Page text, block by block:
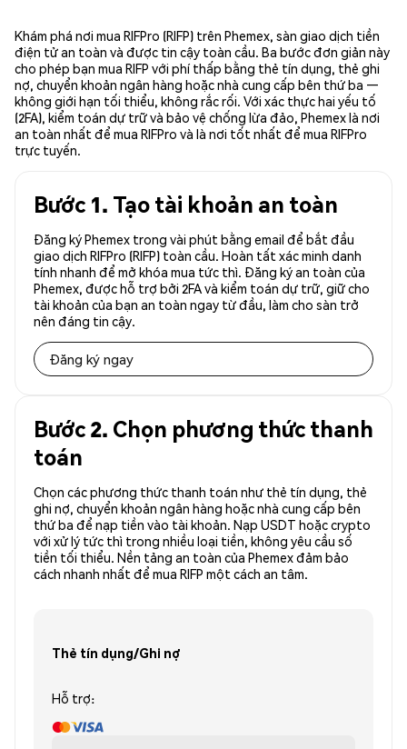
Khám phá nơi mua RIFPro (RIFP) trên Phemex, sàn giao dịch tiền
điện tử an toàn và được tin cậy toàn cầu. Ba bước đơn giản này
cho phép bạn mua RIFP với phí thấp bằng thẻ tín dụng, thẻ ghi
nợ, chuyển khoản ngân hàng hoặc nhà cung cấp bên thứ ba —
không giới hạn tối thiểu, không rắc rối. Với xác thực hai yếu tố
(2FA), kiểm toán dự trữ và bảo vệ chống lừa đảo, Phemex là nơi
an toàn nhất để mua RIFPro và là nơi tốt nhất để mua RIFPro
trực tuyến.
Bước 1. Tạo tài khoản an toàn
Đăng ký Phemex trong vài phút bằng email để bắt đầu
giao dịch RIFPro (RIFP) toàn cầu. Hoàn tất xác minh danh
tính nhanh để mở khóa mua tức thì. Đăng ký an toàn của
Phemex, được hỗ trợ bởi 2FA và kiểm toán dự trữ, giữ cho
tài khoản của bạn an toàn ngay từ đầu, làm cho sàn trở
nên đáng tin cậy.
Đăng ký ngay
Bước 2. Chọn phương thức thanh
toán
Chọn các phương thức thanh toán như thẻ tín dụng, thẻ
ghi nợ, chuyển khoản ngân hàng hoặc nhà cung cấp bên
thứ ba để nạp tiền vào tài khoản. Nạp USDT hoặc crypto
với xử lý tức thì trong nhiều loại tiền, không yêu cầu số
tiền tối thiểu. Nền tảng an toàn của Phemex đảm bảo
cách nhanh nhất để mua RIFP một cách an tâm.
Thẻ tín dụng/Ghi nợ
Hỗ trợ: